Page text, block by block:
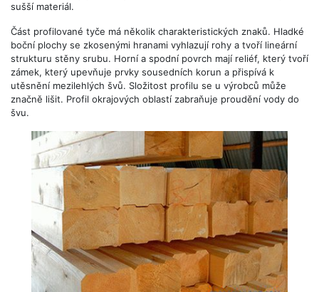
sušší materiál.
Část profilované tyče má několik charakteristických znaků. Hladké
boční plochy se zkosenými hranami vyhlazují rohy a tvoří lineární
strukturu stěny srubu. Horní a spodní povrch mají reliéf, který tvoří
zámek, který upevňuje prvky sousedních korun a přispívá k
utěsnění mezilehlých švů. Složitost profilu se u výrobců může
značně lišit. Profil okrajových oblastí zabraňuje proudění vody do
švu.